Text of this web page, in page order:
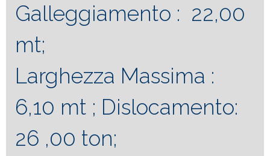
Galleggiamento : 22,00
mt;
Larghezza Massima :
6,10 mt ; Dislocamento:
26 ,00 ton;